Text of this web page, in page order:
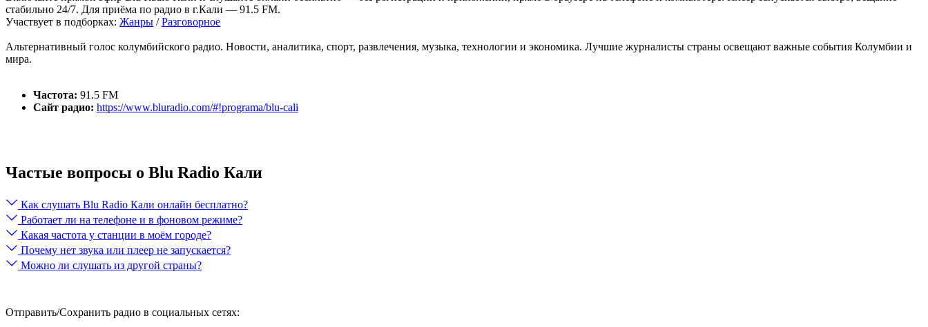
стабильно 24/7. Для приёма по радио в г.Кали — 91.5 FM.
Участвует в подборках: Жанры /Разговорное
Альтернативный голос колумбийского радио. Новости, аналитика, спорт, развлечения, музыка, технологии и экономика. Лучшие журналисты страны освещают важные события Колумбии и
мира.
Частота: 91.5 FM
Сайт радио: https://www.bluradio.com/#!programa/blu-cali
Частые вопросы о Blu Radio Кали
Как слушать Blu Radio Кали онлайн бесплатно?
Работает ли на телефоне и в фоновом режиме?
Какая частота у станции в моём городе?
Почему нет звука или плеер не запускается?
Можно ли слушать из другой страны?
Отправить/Сохранить радио в социальных сетях: